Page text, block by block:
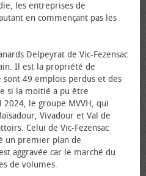
les entreprises de
en commençant pas les
Delpeyrat de Vic-Fezensac
Il est la propriété de
sont 49 emplois perdus et des
si la moitié a pu être
2024, le groupe MVVH, qui
Vivadour et Val de
Celui de Vic-Fezensac
un premier plan de
aggravée car le marché du
de volumes.